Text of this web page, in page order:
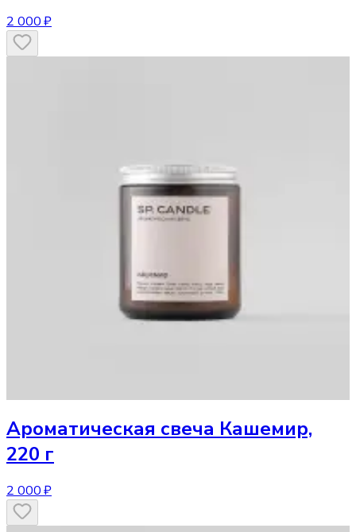
2 000 ₽
Ароматическая свеча Кашемир,
220 г
2 000 ₽